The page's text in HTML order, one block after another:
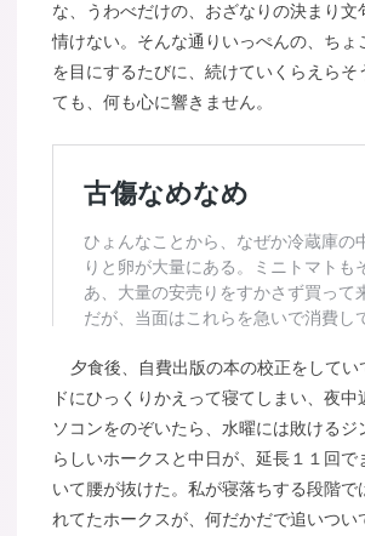
な、うわべだけの、おざなりの決まり文
情けない。そんな通りいっぺんの、ちょ
を目にするたびに、続けていくらえらそ
ても、何も心に響きません。
夕食後、自費出版の本の校正をしてい
ドにひっくりかえって寝てしまい、夜
ソコンをのぞいたら、水曜には敗けるジ
らしいホークスと中日が、延長１１回で
いて腰が抜けた。私が寝落ちする段階で
れてたホークスが、何だかだで追いつい